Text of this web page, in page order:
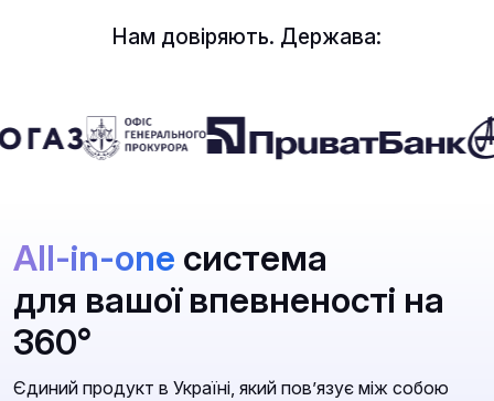
Нам довіряють. Держава:
All-in-one система
для вашої впевненості на
360°
Єдиний продукт в Україні, який повʼязує між собою